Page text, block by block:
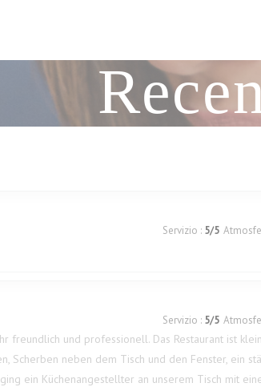
Servizio : 5/5
Servizio : 5/5
freundlich und professionell. Das Restaurant ist
Scherben neben dem Tisch und den Fenster, ein
ein Küchenangestellter an unserem Tisch mit